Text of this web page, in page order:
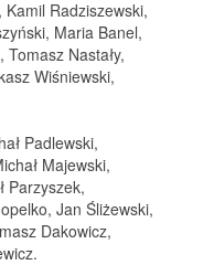
Kamil Radziszewski,
Maria Banel,
Tomasz Nastały,
Wiśniewski,
Padlewski,
Majewski,
Parzyszek,
Jan Śliżewski,
Dakowicz,